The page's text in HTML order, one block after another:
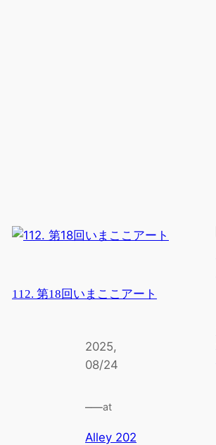
112. 第18回いまここアート
2025,
08/24
–—at
Alley 202